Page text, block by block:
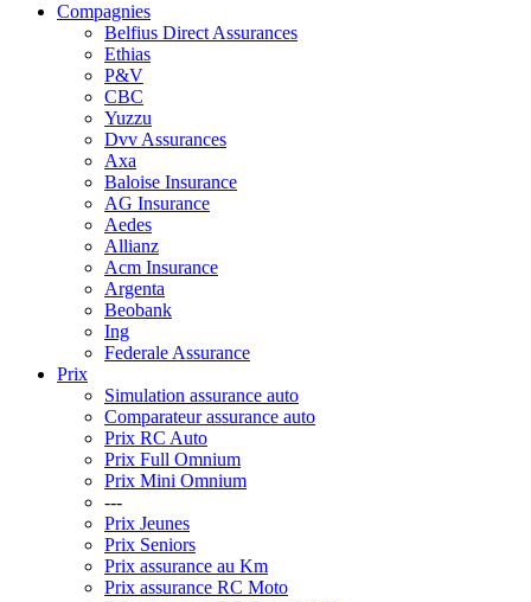
Compagnies
Belfius Direct Assurances
Ethias
P&V
CBC
Yuzzu
Dvv Assurances
Axa
Baloise Insurance
AG Insurance
Aedes
Allianz
Acm Insurance
Argenta
Beobank
Ing
Federale Assurance
Prix
Simulation assurance auto
Comparateur assurance auto
Prix RC Auto
Prix Full Omnium
Prix Mini Omnium
---
Prix Jeunes
Prix Seniors
Prix assurance au Km
Prix assurance RC Moto